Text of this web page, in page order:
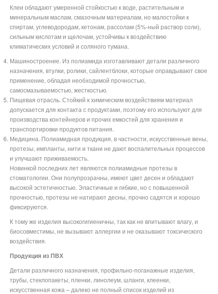
Клеи обладают умеренной стойкостью к воде, растительным и
минеральным маслам, смазочным материалам, но малостойки к
спиртам, углеводородам, кетонам, рассолам (5%-ный раствор соли),
сильным кислотам и щелочам, устойчивы к воздействию
климатических условий и соляного тумана.
Машиностроение. Из полиамида изготавливают детали различного
назначения, втулки, ролики, сайлентблоки, которые оправдывают свое
применение, обладая необходимой прочностью,
самосмазываемостью, жесткостью.
Пищевая отрасль. Стойкий к химическим воздействиям материал
допускается для контакта с продуктами, поэтому его используют для
производства контейнеров и прочих емкостей для хранения и
транспортировки продуктов питания.
Медицина. Полиамидная продукция, в частности, искусственные вены,
протезы, импланты, нити и ткани не дают воспалительных процессов
и улучшают приживаемость.
Новинкой последних лет являются полиамидные протезы в
стоматологии. Они полупрозрачны, имеют цвет десен и обладают
высокой эстетичностью. Эластичные и гибкие, но с повышенной
прочностью, протезы не натирают десны, прочно садятся и хорошо
фиксируются.
К тому же изделия высокогигиеничны, так как не впитывают влагу, и
биосовместимы, не вызывают аллергии и не оказывают токсического
воздействия.
Продукция из ПВХ
Детали различного назначения, профильно-поганажные изделия,
трубы, стеклопакеты, пленки, линолеум, шланги, клеенки,
искусственная кожа – далеко не полный список изделий из